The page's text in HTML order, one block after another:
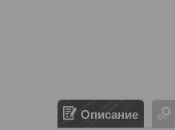
Описание